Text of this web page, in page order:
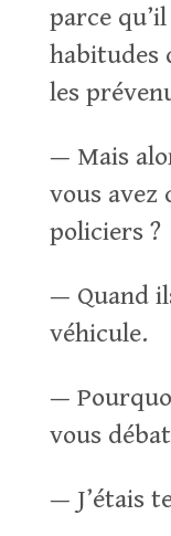
parce
habitudes
les
— Mais
vous avez
policiers ?
— Quand
véhicule.
—
vous
— J’étais